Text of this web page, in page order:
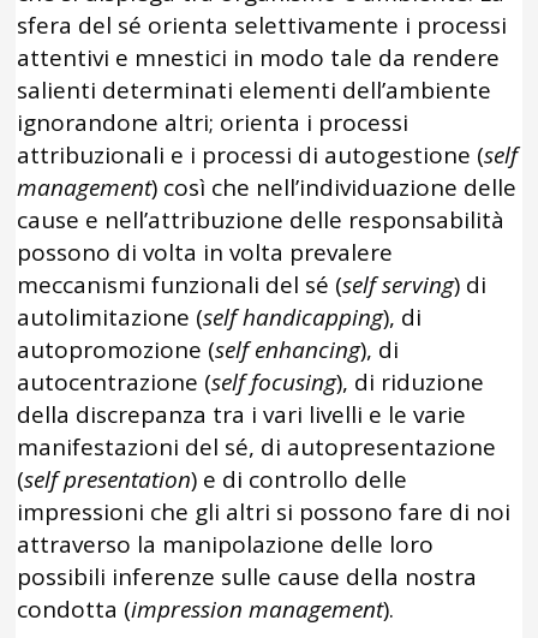
sfera del sé orienta selettivamente i processi
attentivi e mnestici in modo tale da rendere
salienti determinati elementi dell’ambiente
ignorandone altri; orienta i processi
attribuzionali e i processi di autogestione (self
management) così che nell’individuazione delle
cause e nell’attribuzione delle responsabilità
possono di volta in volta prevalere
meccanismi funzionali del sé (self serving) di
autolimitazione (self handicapping), di
autopromozione (self enhancing), di
autocentrazione (selffocusing), di riduzione
della discrepanza tra i vari livelli e le varie
manifestazioni del sé, di autopresentazione
(self presentation) e di controllo delle
impressioni che gli altri si possono fare di noi
attraverso la manipolazione delle loro
possibili inferenze sulle cause della nostra
condotta (impression management).